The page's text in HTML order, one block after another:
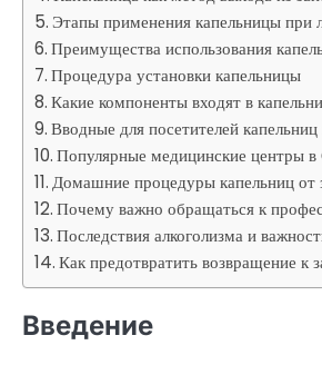
Этапы применения капельницы при
Преимущества использования
Процедура установки капельницы
Какие компоненты входят в
Вводные для посетителей
Популярные медицинские центры в
Домашние процедуры капельниц от
Почему важно обращаться к
Последствия алкоголизма и
Как предотвратить возвращение к
Введение